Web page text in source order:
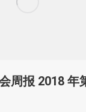
周报 2018 年